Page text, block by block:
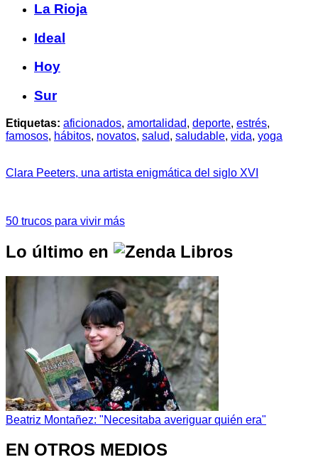
La Rioja
Ideal
Hoy
Sur
Etiquetas: aficionados, amortalidad, deporte, estrés,
famosos, hábitos, novatos, salud, saludable, vida, yoga
Clara Peeters, una artista enigmática del siglo XVI
50 trucos para vivir más
Lo último en
Beatriz Montañez: "Necesitaba averiguar quién era"
EN OTROS MEDIOS